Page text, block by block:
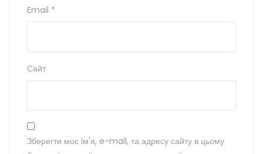
Email *
Сайт
Зберегти моє ім'я, e-mail, та адресу сайту в цьому